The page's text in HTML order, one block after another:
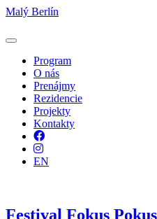
Malý Berlín
Program
O nás
Prenájmy
Rezidencie
Projekty
Kontakty
Facebook
Instagram
EN
Festival Fokus